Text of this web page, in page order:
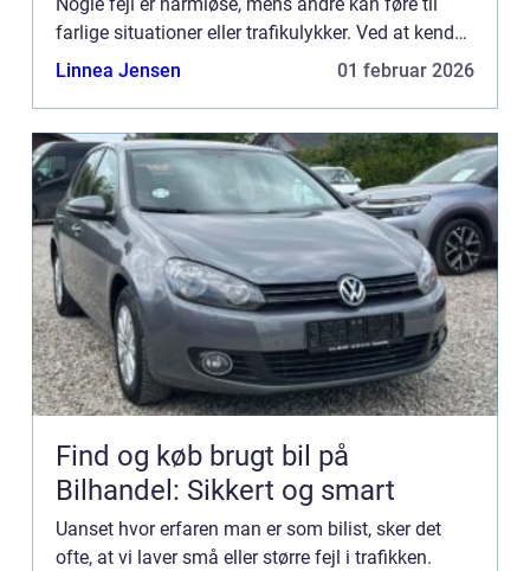
farlige situationer eller trafikulykker. Ved at kende
de mest almindelige ...
Linnea Jensen 01 februar 2026
Find og køb brugt bil på
Bilhandel: Sikkert og smart
Uanset hvor erfaren man er som bilist, sker det
ofte, at vi laver små eller større fejl i trafikken.